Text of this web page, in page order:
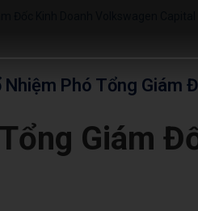
Nhiệm Phó Tổng Giám
Giám